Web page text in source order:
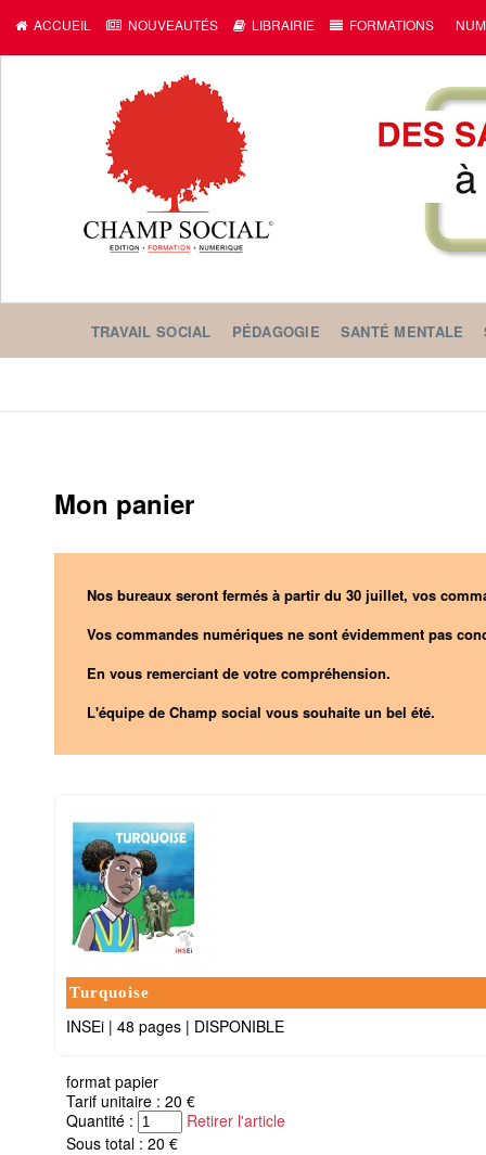
ACCUEIL NOUVEAUTÉS LIBRAIRIE FORMATIONS
TRAVAIL SOCIAL PÉDAGOGIE SANTÉ MENTALE
Mon panier
Nos bureaux seront fermés à partir du 30 juillet, vos
Vos commandes numériques ne sont évidemment pas
En vous remerciant de votre compréhension.
L'équipe de Champ social vous souhaite un bel été.
Turquoise
INSEi | 48 pages | DISPONIBLE
format papier
Tarif unitaire : 20 €
Quantité :
Retirer l'article
Sous total : 20 €